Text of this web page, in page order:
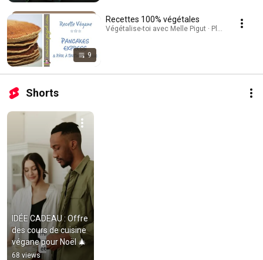
9
Recettes 100% végétales
Végétalise-toi avec Melle Pigut · Playlist
Shorts
IDÉE CADEAU : Offre
des cours de cuisine
végane pour Noël 🎄
68 views